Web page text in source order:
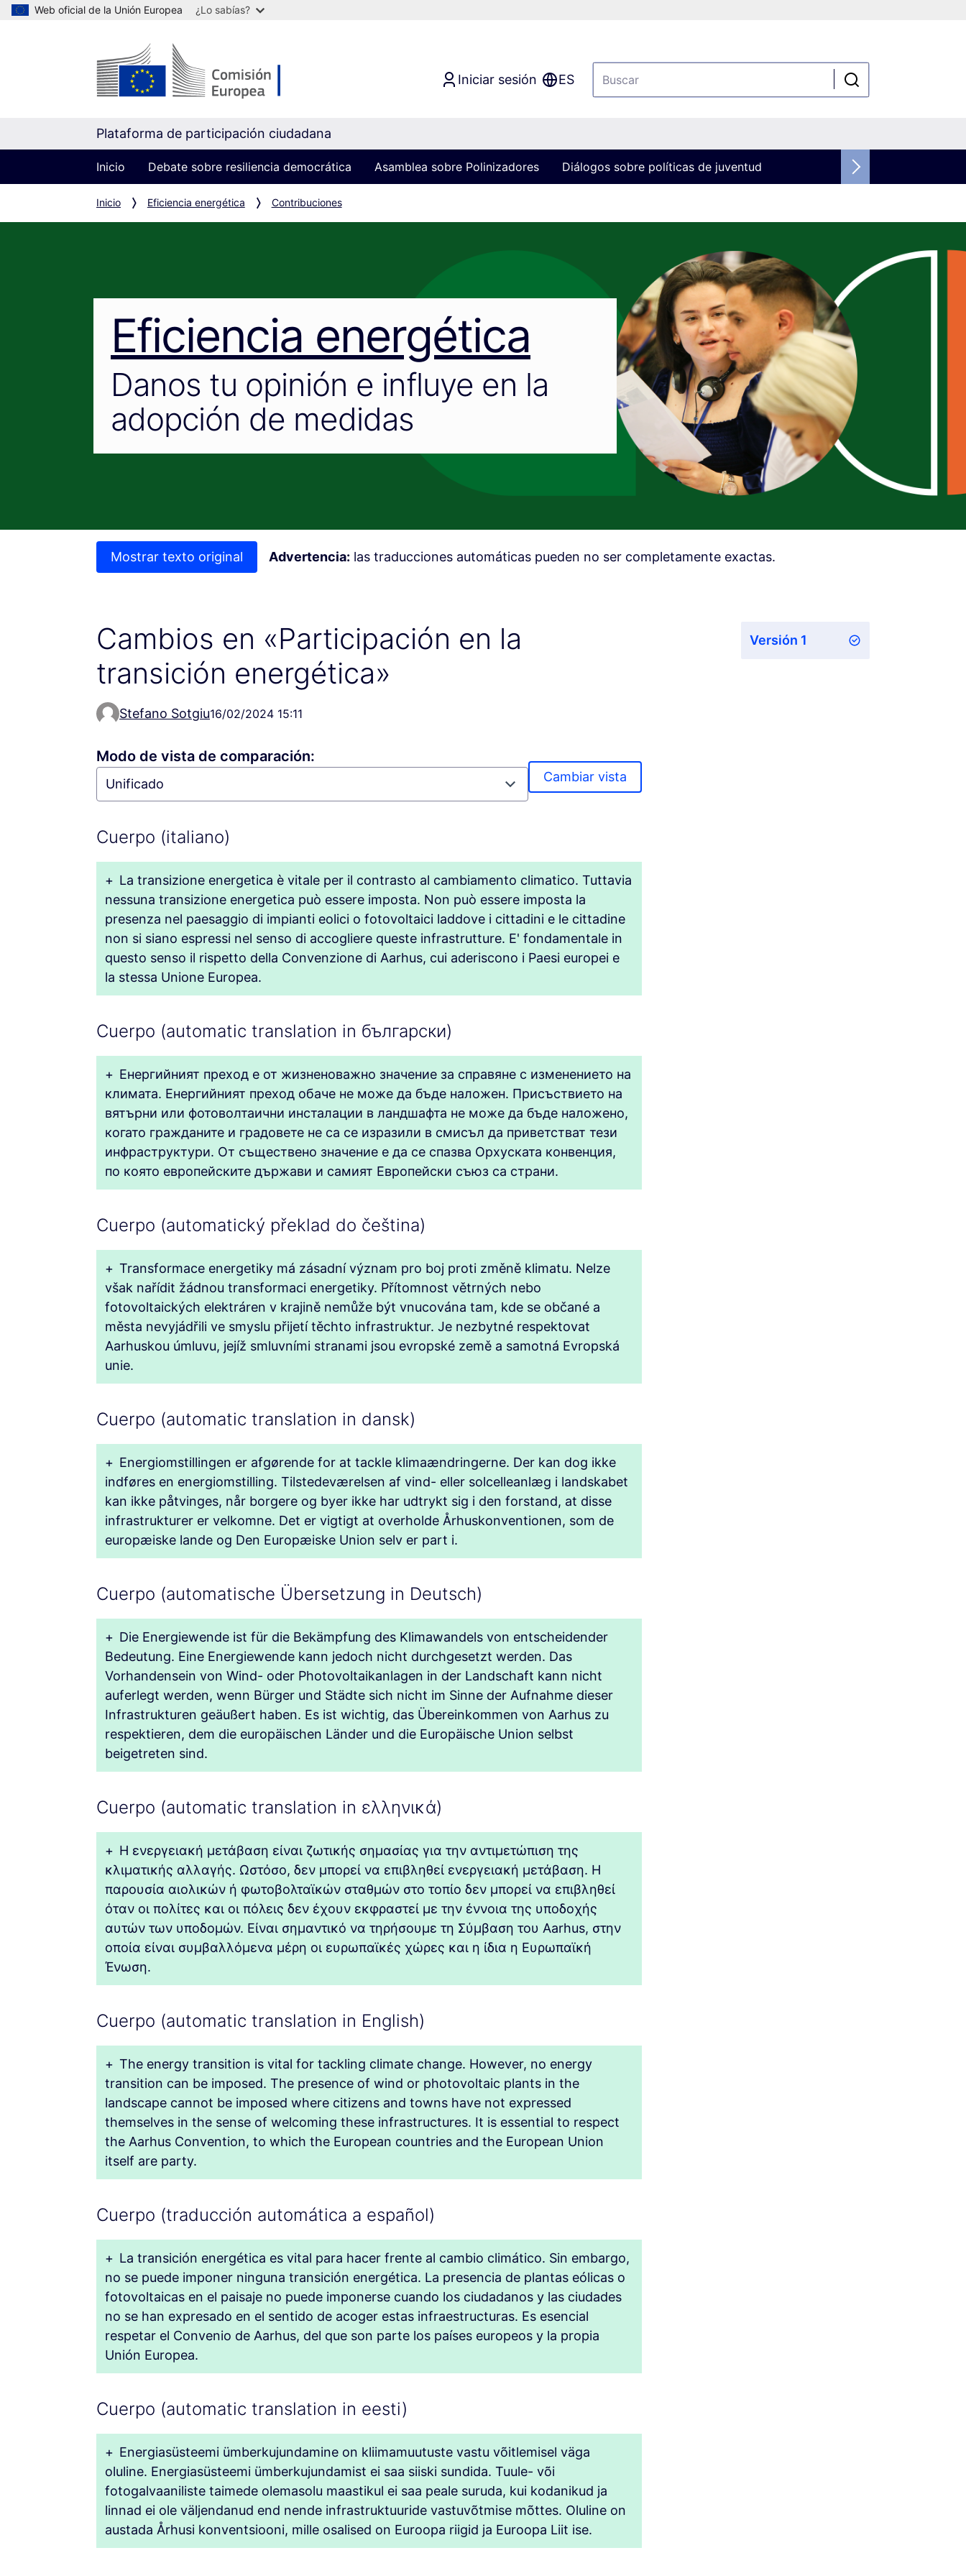
Web oficial de la Unión Europea ¿Lo sabías?
Iniciar sesión ES
Plataforma de participación ciudadana
Inicio Debate sobre resiliencia democrática Asamblea sobre Polinizadores Diálogos sobre políticas de juventud
Inicio Eficiencia energética Contribuciones
Eficiencia energética
Danos tu opinión e influye en la
adopción de medidas
Mostrar texto original Advertencia: las traducciones automáticas pueden no ser completamente exactas.
Cambios en «Participación en la
transición energética»
Stefano Sotgiu16/02/2024 15:11
Modo de vista de comparación:
Cambiar vista
Cuerpo (italiano)
+ La transizione energetica è vitale per il contrasto al cambiamento climatico. Tuttavia
nessuna transizione energetica può essere imposta. Non può essere imposta la
presenza nel paesaggio di impianti eolici o fotovoltaici laddove i cittadini e le cittadine
non si siano espressi nel senso di accogliere queste infrastrutture. E' fondamentale in
questo senso il rispetto della Convenzione di Aarhus, cui aderiscono i Paesi europei e
la stessa Unione Europea.
Cuerpo (automatic translation in български)
+ Енергийният преход е от жизненоважно значение за справяне с изменението на
климата. Енергийният преход обаче не може да бъде наложен. Присъствието на
вятърни или фотоволтаични инсталации в ландшафта не може да бъде наложено,
когато гражданите и градовете не са се изразили в смисъл да приветстват тези
инфраструктури. От съществено значение е да се спазва Орхуската конвенция,
по която европейските държави и самият Европейски съюз са страни.
Cuerpo (automatický překlad do čeština)
+ Transformace energetiky má zásadní význam pro boj proti změně klimatu. Nelze
však nařídit žádnou transformaci energetiky. Přítomnost větrných nebo
fotovoltaických elektráren v krajině nemůže být vnucována tam, kde se občané a
města nevyjádřili ve smyslu přijetí těchto infrastruktur. Je nezbytné respektovat
Aarhuskou úmluvu, jejíž smluvními stranami jsou evropské země a samotná Evropská
unie.
Cuerpo (automatic translation in dansk)
+ Energiomstillingen er afgørende for at tackle klimaændringerne. Der kan dog ikke
indføres en energiomstilling. Tilstedeværelsen af vind- eller solcelleanlæg i landskabet
kan ikke påtvinges, når borgere og byer ikke har udtrykt sig i den forstand, at disse
infrastrukturer er velkomne. Det er vigtigt at overholde Århuskonventionen, som de
europæiske lande og Den Europæiske Union selv er part i.
Cuerpo (automatische Übersetzung in Deutsch)
+ Die Energiewende ist für die Bekämpfung des Klimawandels von entscheidender
Bedeutung. Eine Energiewende kann jedoch nicht durchgesetzt werden. Das
Vorhandensein von Wind- oder Photovoltaikanlagen in der Landschaft kann nicht
auferlegt werden, wenn Bürger und Städte sich nicht im Sinne der Aufnahme dieser
Infrastrukturen geäußert haben. Es ist wichtig, das Übereinkommen von Aarhus zu
respektieren, dem die europäischen Länder und die Europäische Union selbst
beigetreten sind.
Cuerpo (automatic translation in ελληνικά)
+ Η ενεργειακή μετάβαση είναι ζωτικής σημασίας για την αντιμετώπιση της
κλιματικής αλλαγής. Ωστόσο, δεν μπορεί να επιβληθεί ενεργειακή μετάβαση. Η
παρουσία αιολικών ή φωτοβολταϊκών σταθμών στο τοπίο δεν μπορεί να επιβληθεί
όταν οι πολίτες και οι πόλεις δεν έχουν εκφραστεί με την έννοια της υποδοχής
αυτών των υποδομών. Είναι σημαντικό να τηρήσουμε τη Σύμβαση του Aarhus, στην
οποία είναι συμβαλλόμενα μέρη οι ευρωπαϊκές χώρες και η ίδια η Ευρωπαϊκή
Ένωση.
Cuerpo (automatic translation in English)
+ The energy transition is vital for tackling climate change. However, no energy
transition can be imposed. The presence of wind or photovoltaic plants in the
landscape cannot be imposed where citizens and towns have not expressed
themselves in the sense of welcoming these infrastructures. It is essential to respect
the Aarhus Convention, to which the European countries and the European Union
itself are party.
Cuerpo (traducción automática a español)
+ La transición energética es vital para hacer frente al cambio climático. Sin embargo,
no se puede imponer ninguna transición energética. La presencia de plantas eólicas o
fotovoltaicas en el paisaje no puede imponerse cuando los ciudadanos y las ciudades
no se han expresado en el sentido de acoger estas infraestructuras. Es esencial
respetar el Convenio de Aarhus, del que son parte los países europeos y la propia
Unión Europea.
Cuerpo (automatic translation in eesti)
+ Energiasüsteemi ümberkujundamine on kliimamuutuste vastu võitlemisel väga
oluline. Energiasüsteemi ümberkujundamist ei saa siiski sundida. Tuule- või
fotogalvaaniliste taimede olemasolu maastikul ei saa peale suruda, kui kodanikud ja
linnad ei ole väljendanud end nende infrastruktuuride vastuvõtmise mõttes. Oluline on
austada Århusi konventsiooni, mille osalised on Euroopa riigid ja Euroopa Liit ise.
Versión 1